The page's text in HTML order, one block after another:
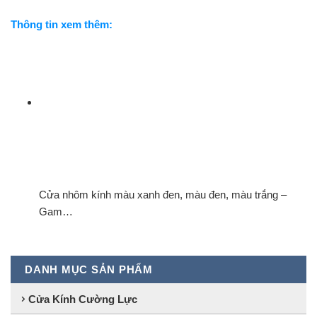
Thông tin xem thêm:
Cửa nhôm kính màu xanh đen, màu đen, màu trắng –
Gam…
DANH MỤC SẢN PHẨM
Cửa Kính Cường Lực